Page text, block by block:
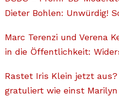
Dieter Bohlen: Unwürdig!
Marc Terenzi und Verena
in die Öffentlichkeit:
Rastet Iris Klein jetzt aus?
gratuliert wie einst Marilyn